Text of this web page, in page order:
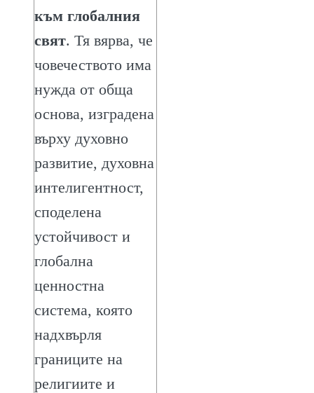
към глобалния
свят. Тя вярва, че
човечеството има
нужда от обща
основа, изградена
върху духовно
развитие, духовна
интелигентност,
споделена
устойчивост и
глобална
ценностна
система, която
надхвърля
границите на
религиите и